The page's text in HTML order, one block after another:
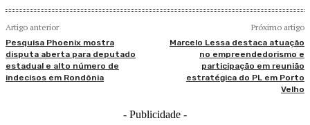
Artigo anterior
Pesquisa Phoenix mostra
disputa aberta para deputado
estadual e alto número de
indecisos em Rondônia
Próximo artigo
Marcelo Lessa destaca atuação
no empreendedorismo e
participação em reunião
estratégica do PL em Porto
Velho
- Publicidade -